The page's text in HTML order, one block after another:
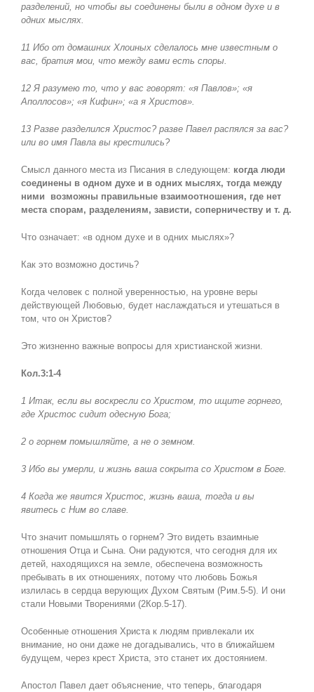
разделений, но чтобы вы соединены были в одном духе и в
одних мыслях.
11 Ибо от домашних Хлоиных сделалось мне известным о
вас, братия мои, что между вами есть споры.
12 Я разумею то, что у вас говорят: «я Павлов»; «я
Аполлосов»; «я Кифин»; «а я Христов».
13 Разве разделился Христос? разве Павел распялся за вас?
или во имя Павла вы крестились?
Смысл данного места из Писания в следующем: когда люди
соединены в одном духе и в одних мыслях, тогда между
ними возможны правильные взаимоотношения, где нет
места спорам, разделениям, зависти, соперничеству и т. д.
Что означает: «в одном духе и в одних мыслях»?
Как это возможно достичь?
Когда человек с полной уверенностью, на уровне веры
действующей Любовью, будет наслаждаться и утешаться в
том, что он Христов?
Это жизненно важные вопросы для христианской жизни.
Кол.3:1-4
1 Итак, если вы воскресли со Христом, то ищите горнего,
где Христос сидит одесную Бога;
2 о горнем помышляйте, а не о земном.
3 Ибо вы умерли, и жизнь ваша сокрыта со Христом в Боге.
4 Когда же явится Христос, жизнь ваша, тогда и вы
явитесь с Ним во славе.
Что значит помышлять о горнем? Это видеть взаимные
отношения Отца и Сына. Они радуются, что сегодня для их
детей, находящихся на земле, обеспечена возможность
пребывать в их отношениях, потому что любовь Божья
излилась в сердца верующих Духом Святым (Рим.5-5). И они
стали Новыми Творениями (2Кор.5-17).
Особенные отношения Христа к людям привлекали их
внимание, но они даже не догадывались, что в ближайшем
будущем, через крест Христа, это станет их достоянием.
Апостол Павел дает объяснение, что теперь, благодаря